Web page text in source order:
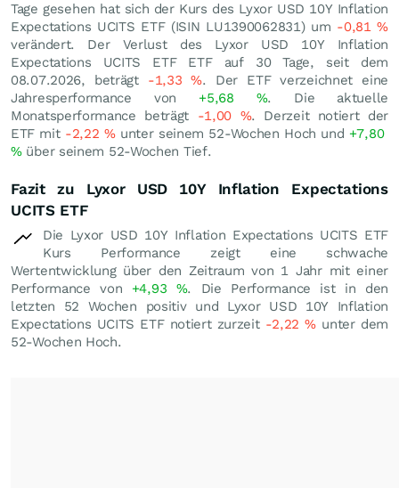
Tage gesehen hat sich der Kurs des Lyxor USD 10Y Inflation
Expectations UCITS ETF (ISIN LU1390062831) um -0,81%
verändert. Der Verlust des Lyxor USD 10Y Inflation
Expectations UCITS ETF ETF auf 30 Tage, seit dem
08.07.2026, beträgt -1,33%. Der ETF verzeichnet eine
Jahresperformance von +5,68 %. Die aktuelle
Monatsperformance beträgt -1,00 %. Derzeit notiert der
ETF mit -2,22 %unter seinem 52-Wochen Hoch und +7,80
%über seinem 52-Wochen Tief.
Fazit zu Lyxor USD 10Y Inflation Expectations
UCITS ETF
Die Lyxor USD 10Y Inflation Expectations UCITS ETF
Kurs Performance zeigt eine schwache
Wertentwicklung über den Zeitraum von 1 Jahr mit einer
Performance von +4,93 %. Die Performance ist in den
letzten 52 Wochen positiv und Lyxor USD 10Y Inflation
Expectations UCITS ETF notiert zurzeit -2,22% unter dem
52-Wochen Hoch.